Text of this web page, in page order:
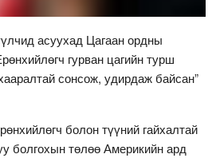
асуухад Цагаан ордны
гурван цагийн турш
сонсож, удирдаж байсан”
болон түүний гайхалтай
болгохын төлөө Америкийн ард